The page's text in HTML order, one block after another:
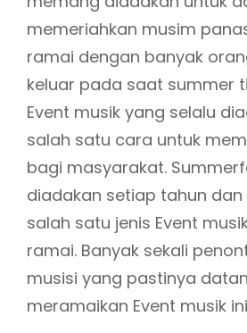
memeriahkan musim
ramai dengan banyak
keluar pada saat summer
Event musik yang selalu
salah satu cara untuk
bagi masyarakat.
diadakan setiap tahun dan
salah satu jenis Event
ramai. Banyak sekali
musisi yang pastinya
meramaikan Event musik